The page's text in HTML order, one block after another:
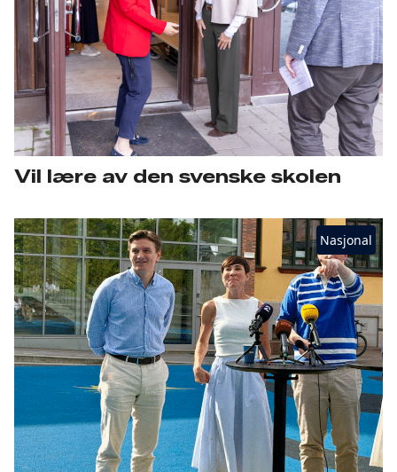
Vil lære av den svenske skolen
Nasjonal